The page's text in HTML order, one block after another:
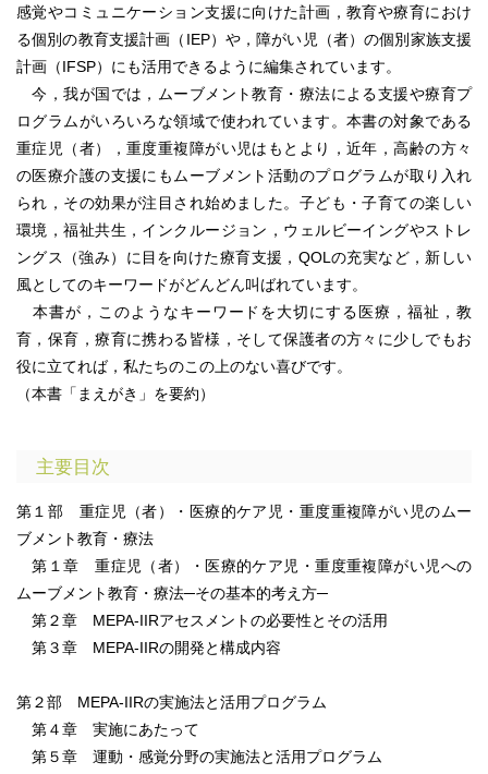
感覚やコミュニケーション支援に向けた計画，教育や療育におけ
る個別の教育支援計画（IEP）や，障がい児（者）の個別家族支援
計画（IFSP）にも活用できるように編集されています。
今，我が国では，ムーブメント教育・療法による支援や療育プ
ログラムがいろいろな領域で使われています。本書の対象である
重症児（者），重度重複障がい児はもとより，近年，高齢の方々
の医療介護の支援にもムーブメント活動のプログラムが取り入れ
られ，その効果が注目され始めました。子ども・子育ての楽しい
環境，福祉共生，インクルージョン，ウェルビーイングやストレ
ングス（強み）に目を向けた療育支援，QOLの充実など，新しい
風としてのキーワードがどんどん叫ばれています。
本書が，このようなキーワードを大切にする医療，福祉，教
育，保育，療育に携わる皆様，そして保護者の方々に少しでもお
役に立てれば，私たちのこの上のない喜びです。
（本書「まえがき」を要約）
主要目次
第１部 重症児（者）・医療的ケア児・重度重複障がい児のムー
ブメント教育・療法
第１章 重症児（者）・医療的ケア児・重度重複障がい児への
ムーブメント教育・療法─その基本的考え方─
第２章 MEPA-IIRアセスメントの必要性とその活用
第３章 MEPA-IIRの開発と構成内容
第２部 MEPA-IIRの実施法と活用プログラム
第４章 実施にあたって
第５章 運動・感覚分野の実施法と活用プログラム